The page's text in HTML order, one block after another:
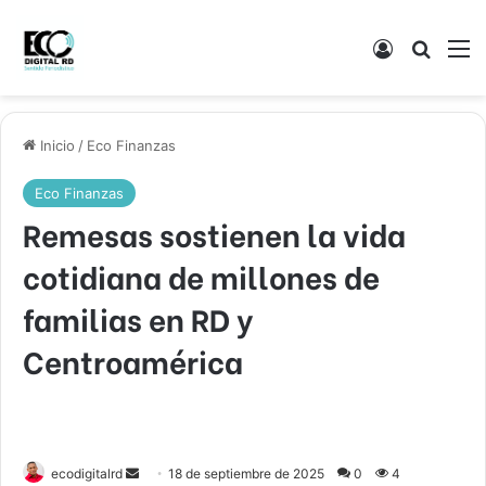
Acceso
Inicio / Eco Finanzas
Eco Finanzas
Remesas sostienen la vida
cotidiana de millones de
familias en RD y
Centroamérica
ecodigitalrd
Send18 de septiembre de 2025 0 4